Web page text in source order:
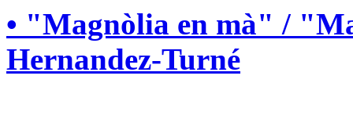
• "Magnòlia en mà" /
Hernandez-Turné